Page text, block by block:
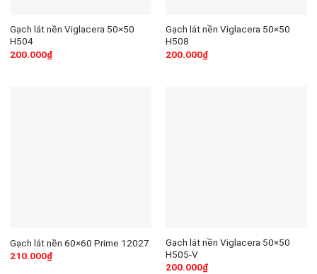
Gạch lát nền Viglacera 50×50
H504
200.000₫
Gạch lát nền Viglacera 50×50
H508
200.000₫
Gạch lát nền 60×60 Prime 12027
210.000₫
Gạch lát nền Viglacera 50×50
H505-V
200.000₫